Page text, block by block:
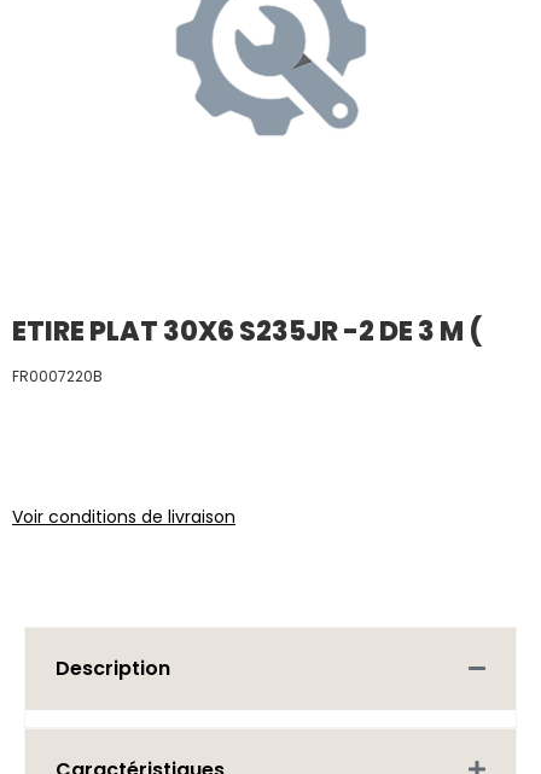
ETIRE PLAT 30X6 S235JR -2 DE 3 M (
FR0007220B
Voir conditions de livraison
Description